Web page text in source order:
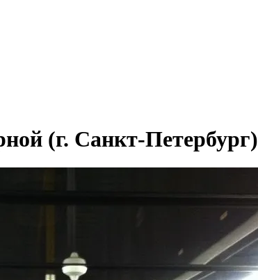
(г. Санкт-Петербург)